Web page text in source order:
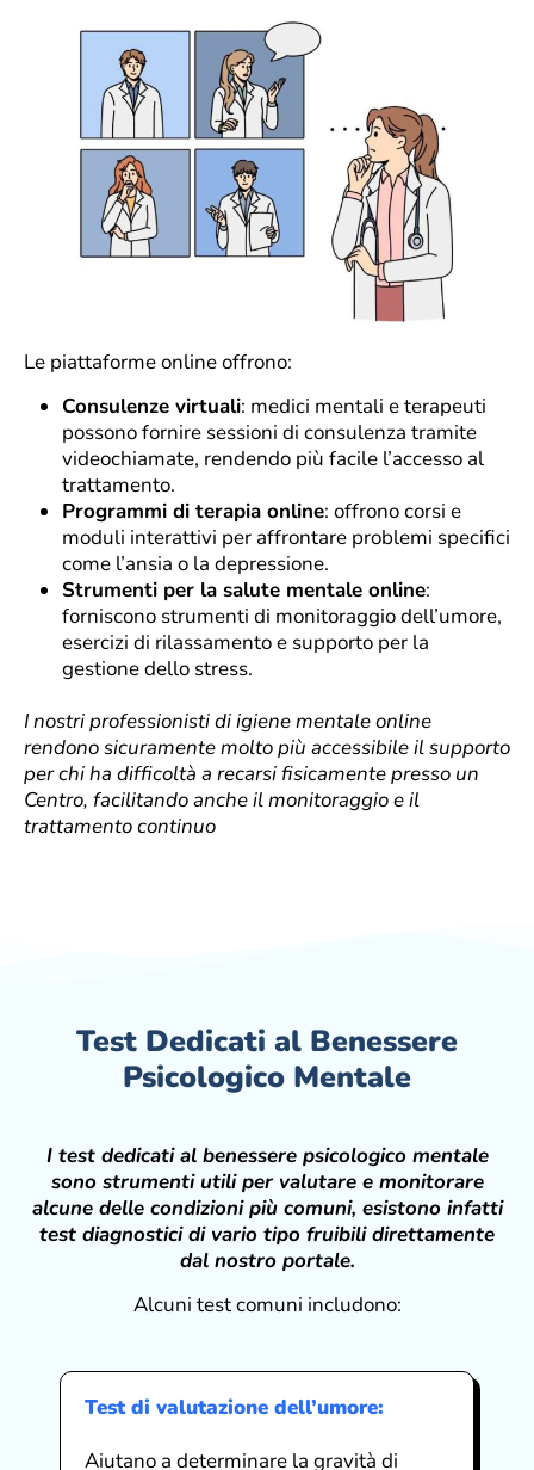
Le piattaforme online offrono:
Consulenze virtuali: medici mentali e terapeuti
possono fornire sessioni di consulenza tramite
videochiamate, rendendo più facile l’accesso al
trattamento.
Programmi di terapia online: offrono corsi e
moduli interattivi per affrontare problemi specifici
come l’ansia o la depressione.
Strumenti per la salute mentale online:
forniscono strumenti di monitoraggio dell’umore,
esercizi di rilassamento e supporto per la
gestione dello stress.
I nostri professionisti di igiene mentale online
rendono sicuramente molto più accessibile il supporto
per chi ha difficoltà a recarsi fisicamente presso un
Centro, facilitando anche il monitoraggio e il
trattamento continuo
Test Dedicati al Benessere
Psicologico Mentale
I test dedicati al benessere psicologico mentale
sono strumenti utili per valutare e monitorare
alcune delle condizioni più comuni, esistono infatti
test diagnostici di vario tipo fruibili direttamente
dal nostro portale.
Alcuni test comuni includono:
Test di valutazione dell’umore:
Aiutano a determinare la gravità di